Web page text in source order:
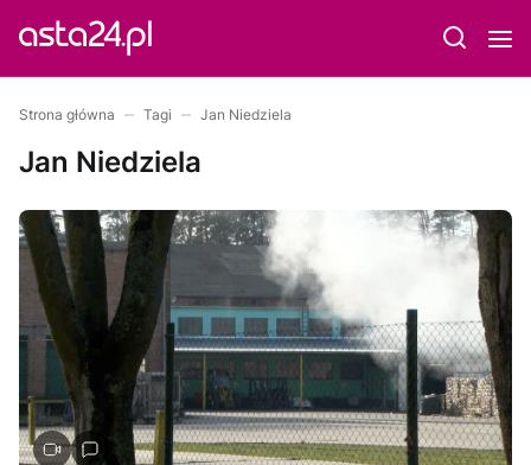
Strona główna Tagi Jan Niedziela
Jan Niedziela